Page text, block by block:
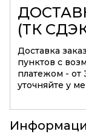
(ТК
Доставка
пунктов с
платежом - от
уточняйте у